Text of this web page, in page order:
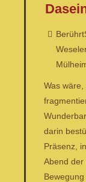
Was
darin
Präsenz,
Abend der